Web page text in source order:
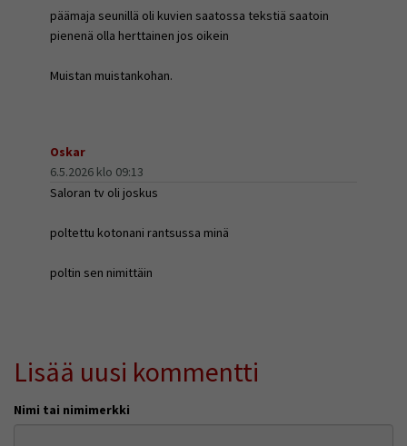
päämaja seunillä oli kuvien saatossa tekstiä saatoin
pienenä olla herttainen jos oikein
Muistan muistankohan.
Oskar
6.5.2026 klo 09:13
Saloran tv oli joskus
poltettu kotonani rantsussa minä
poltin sen nimittäin
Lisää uusi kommentti
Nimi tai nimimerkki